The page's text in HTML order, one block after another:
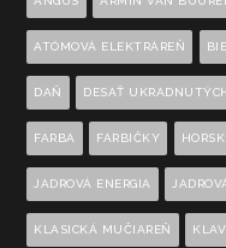
ATÓMOVÁ ELEKTRÁREŇ
DAŇ DESAŤ
FARBA FARBIČKY
JADROVÁ ENERGIA
KLASICKÁ MUČIAREŇ